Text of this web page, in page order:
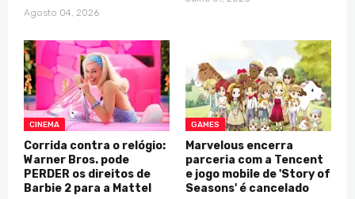
Agosto 04, 2026
CINEMA
Corrida contra o relógio:
Warner Bros. pode
PERDER os direitos de
Barbie 2 para a Mattel
GAMES
Marvelous encerra
parceria com a Tencent
e jogo mobile de 'Story of
Seasons' é cancelado